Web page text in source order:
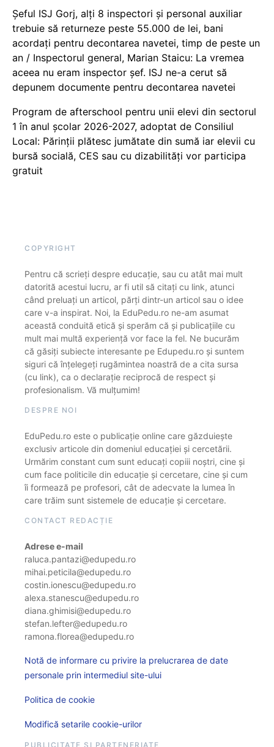
Șeful ISJ Gorj, alți 8 inspectori și personal auxiliar
trebuie să returneze peste 55.000 de lei, bani
acordați pentru decontarea navetei, timp de peste un
an / Inspectorul general, Marian Staicu: La vremea
aceea nu eram inspector șef. ISJ ne-a cerut să
depunem documente pentru decontarea navetei
Program de afterschool pentru unii elevi din sectorul
1 în anul școlar 2026-2027, adoptat de Consiliul
Local: Părinții plătesc jumătate din sumă iar elevii cu
bursă socială, CES sau cu dizabilităţi vor participa
gratuit
COPYRIGHT
Pentru că scrieți despre educație, sau cu atât mai mult
datorită acestui lucru, ar fi util să citați cu link, atunci
când preluați un articol, părți dintr-un articol sau o idee
care v-a inspirat. Noi, la EduPedu.ro ne-am asumat
această conduită etică și sperăm că și publicațiile cu
mult mai multă experiență vor face la fel. Ne bucurăm
că găsiți subiecte interesante pe Edupedu.ro și suntem
siguri că înțelegeți rugămintea noastră de a cita sursa
(cu link), ca o declarație reciprocă de respect și
profesionalism. Vă mulțumim!
DESPRE NOI
EduPedu.ro este o publicație online care găzduiește
exclusiv articole din domeniul educației și cercetării.
Urmărim constant cum sunt educați copiii noștri, cine și
cum face politicile din educație și cercetare, cine și cum
îi formează pe profesori, cât de adecvate la lumea în
care trăim sunt sistemele de educație și cercetare.
CONTACT REDACȚIE
Adrese e-mail
raluca.pantazi@edupedu.ro
mihai.peticila@edupedu.ro
costin.ionescu@edupedu.ro
alexa.stanescu@edupedu.ro
diana.ghimisi@edupedu.ro
stefan.lefter@edupedu.ro
ramona.florea@edupedu.ro
Notă de informare cu privire la prelucrarea de date
personale prin intermediul site-ului
Politica de cookie
Modifică setarile cookie-urilor
PUBLICITATE ȘI PARTENERIATE